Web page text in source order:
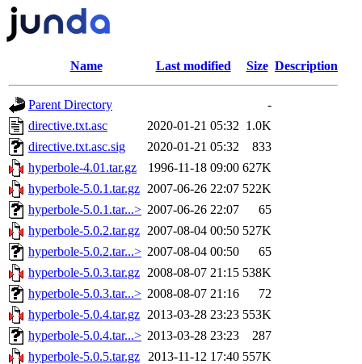
Name Last modified Size Description
Parent Directory
-
directive.txt.asc
2020-01-21 05:32 1.0K
directive.txt.asc.sig
2020-01-21 05:32
833
hyperbole-4.01.tar.gz
1996-11-18 09:00 627K
hyperbole-5.0.1.tar.gz 2007-06-26 22:07 522K
hyperbole-5.0.1.tar...> 2007-06-26 22:07
65
hyperbole-5.0.2.tar.gz 2007-08-04 00:50 527K
hyperbole-5.0.2.tar...> 2007-08-04 00:50
65
hyperbole-5.0.3.tar.gz 2008-08-07 21:15 538K
hyperbole-5.0.3.tar...> 2008-08-07 21:16
72
hyperbole-5.0.4.tar.gz 2013-03-28 23:23 553K
hyperbole-5.0.4.tar...> 2013-03-28 23:23
287
hyperbole-5.0.5.tar.gz
2013-11-12 17:40 557K